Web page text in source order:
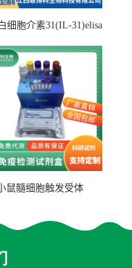
细胞介素31(IL-31)elisa
鼠髓细胞触发受体